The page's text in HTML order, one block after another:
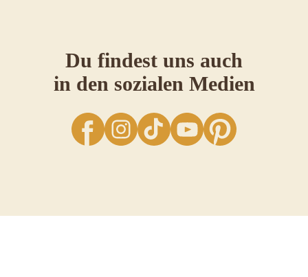
Du findest uns auch
in den sozialen Medien
facebookInstagramTikTok YouTube